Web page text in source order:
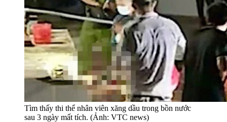
Tìm thấy thi thể nhân viên xăng dầu trong bồn nước
sau 3 ngày mất tích. (Ảnh: VTC news)